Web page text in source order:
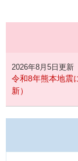
2026年8月5日更新
令和8年熊本地震
新）